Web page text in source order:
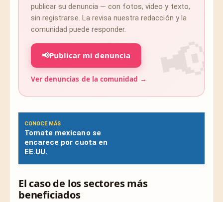
publicar su denuncia — con fotos, video y texto,
sin registrarse. La revisa nuestra redacción y la
comunidad puede responder.
📢Publicar mi denuncia
Ver denuncias de la comunidad →
CONOCE MÁS
Tomate mexicano se
encarece por cuota en
EE.UU.
El caso de los sectores más
beneficiados